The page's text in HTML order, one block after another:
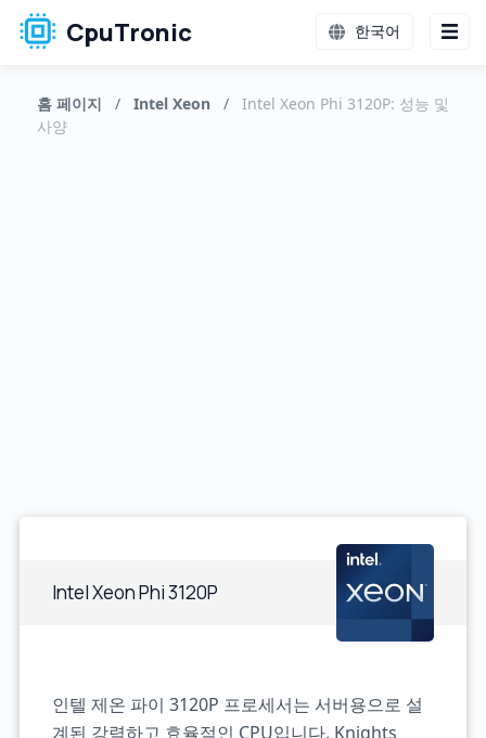
CpuTronic 한국어
홈 페이지 / Intel Xeon /
Intel Xeon Phi 3120P: 성능 및
사양
Intel Xeon Phi 3120P
인텔 제온 파이 3120P 프로세서는 서버용으로 설
계된 강력하고 효율적인 CPU입니다. Knights